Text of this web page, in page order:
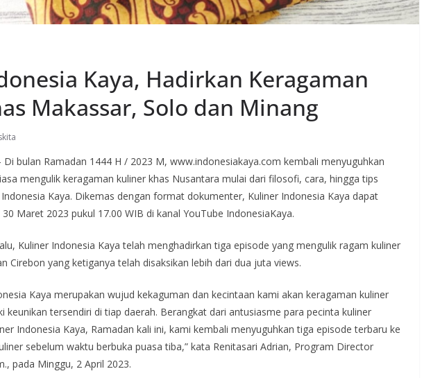
Kaya, Hadirkan Keragaman
Makassar, Solo dan Minang
Di bulan Ramadan 1444 H / 2023 M, www.indonesiakaya.com kembali menyuguhkan
mengulik keragaman kuliner khas Nusantara mulai dari filosofi, cara, hingga tips
Kaya. Dikemas dengan format dokumenter, Kuliner Indonesia Kaya dapat
Maret 2023 pukul 17.00 WIB di kanal YouTube IndonesiaKaya.
Kuliner Indonesia Kaya telah menghadirkan tiga episode yang mengulik ragam kuliner
Cirebon yang ketiganya telah disaksikan lebih dari dua juta views.
Kaya merupakan wujud kekaguman dan kecintaan kami akan keragaman kuliner
keunikan tersendiri di tiap daerah. Berangkat dari antusiasme para pecinta kuliner
Indonesia Kaya, Ramadan kali ini, kami kembali menyuguhkan tiga episode terbaru ke
sebelum waktu berbuka puasa tiba,” kata Renitasari Adrian, Program Director
pada Minggu, 2 April 2023.